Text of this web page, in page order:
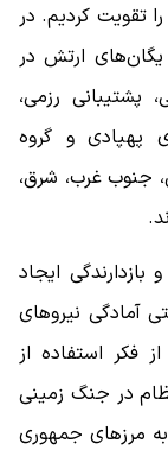
تقویت کردیم. در
یگان‌های ارتش در
رزمی،
پهپادی و گروه
جنوب غرب، شرق،
ایجاد
آمادگی نیروهای
فکر استفاده از
در جنگ زمینی
مرزهای جمهوری